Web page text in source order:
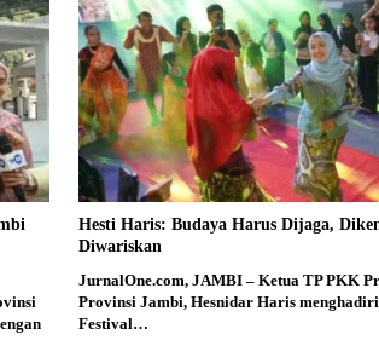
Hesti Haris: Budaya Harus Dijaga,
Diwariskan
JurnalOne.com, JAMBI – Ketua TP PKK
Provinsi Jambi, Hesnidar Haris menghadiri
Festival…